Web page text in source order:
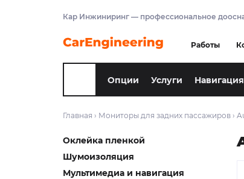
Кар Инжиниринг — профессиональное
Работы
Опции Услуги
Главная › Мониторы для задних пассажиров ›
Оклейка пленкой
Шумоизоляция
Мультимедиа и навигация